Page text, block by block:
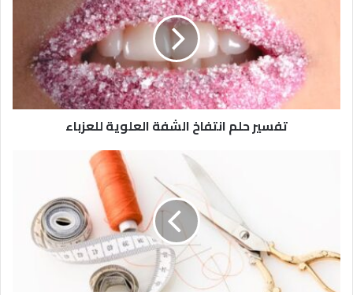
تفسير حلم انتفاخ الشفة العلوية للعزباء